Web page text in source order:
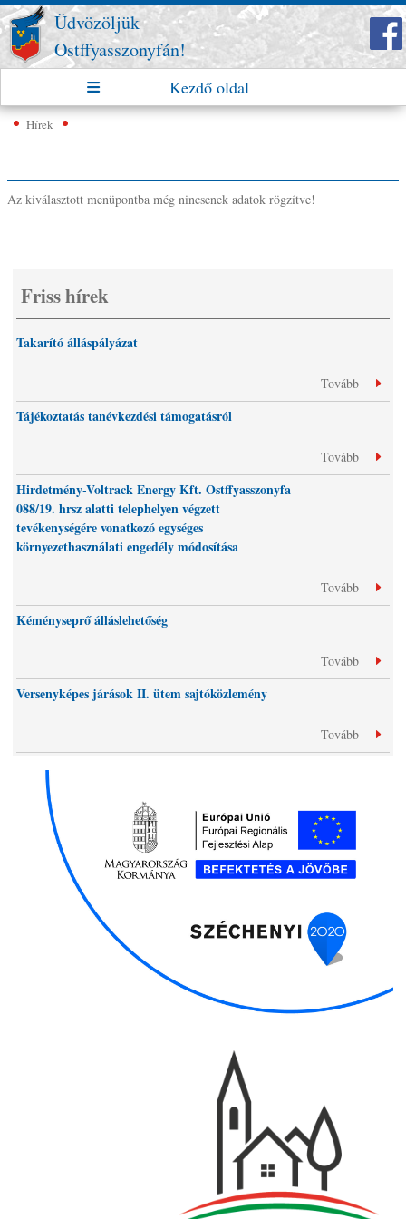
Üdvözöljük
Ostffyasszonyfán!
Kezdő oldal
Hírek
Az kiválasztott menüpontba még nincsenek adatok rögzítve!
Friss hírek
Takarító álláspályázat
Tovább
Tájékoztatás tanévkezdési támogatásról
Tovább
Hirdetmény-Voltrack Energy Kft. Ostffyasszonyfa
088/19. hrsz alatti telephelyen végzett
tevékenységére vonatkozó egységes
környezethasználati engedély módosítása
Tovább
Kéményseprő álláslehetőség
Tovább
Versenyképes járások II. ütem sajtóközlemény
Tovább